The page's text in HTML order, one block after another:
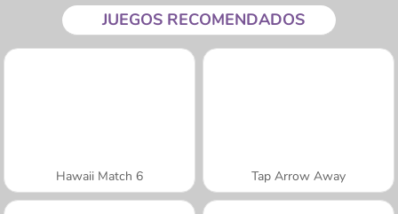
JUEGOS RECOMENDADOS
Hawaii Match 6 Tap Arrow Away